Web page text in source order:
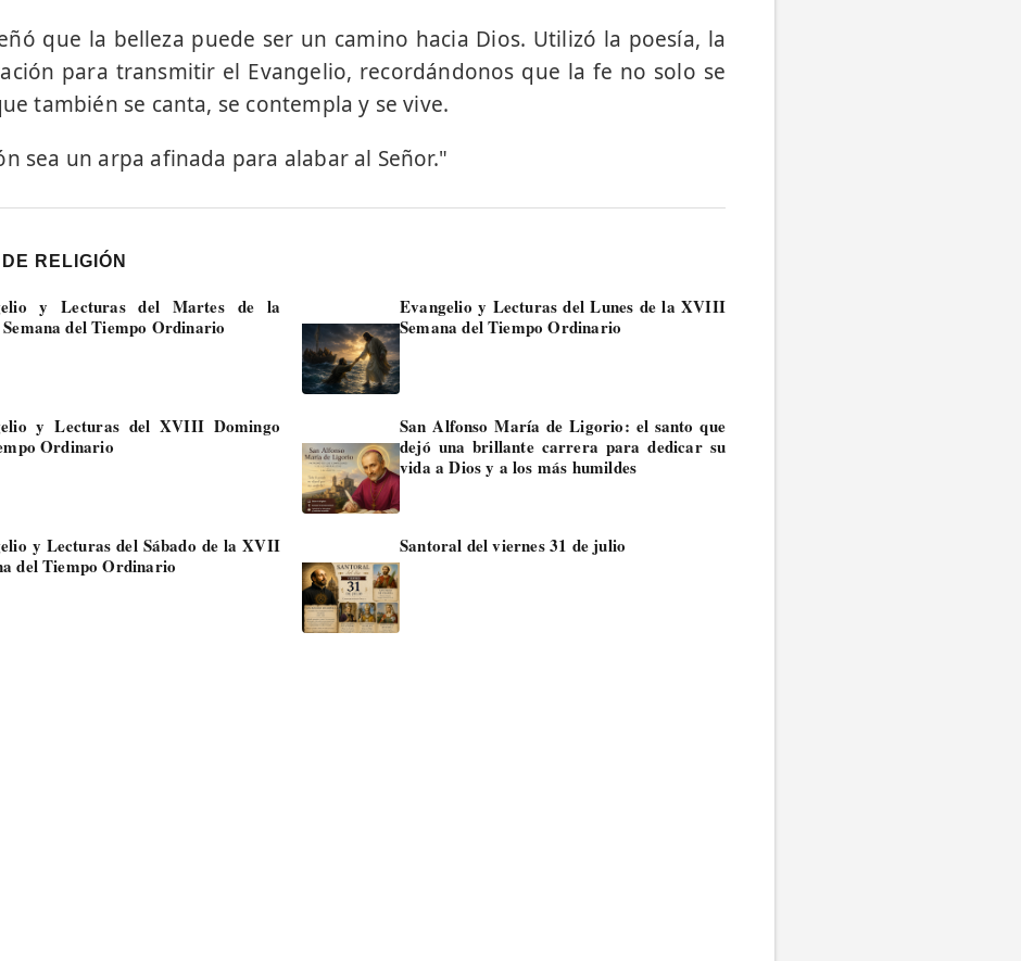
que la belleza puede ser un camino hacia Dios. Utilizó la poesía, la
para transmitir el Evangelio, recordándonos que la fe no solo se
también se canta, se contempla y se vive.
sea un arpa afinada para alabar al Señor."
RELIGIÓN
y Lecturas del Martes de la
del Tiempo Ordinario
Evangelio y Lecturas del Lunes de la XVIII
Semana del Tiempo Ordinario
y Lecturas del XVIII Domingo
Ordinario
San Alfonso María de Ligorio: el santo que
dejó una brillante carrera para dedicar su
vida a Dios y a los más humildes
y Lecturas del Sábado de la XVII
del Tiempo Ordinario
Santoral del viernes 31 de julio